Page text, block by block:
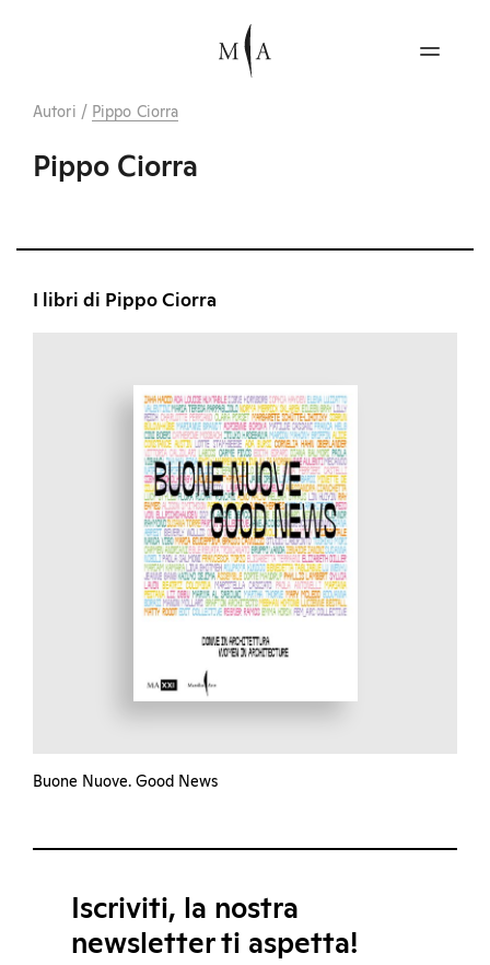
Autori / Pippo Ciorra
Pippo Ciorra
I libri di Pippo Ciorra
Buone Nuove. Good News
Iscriviti, la nostra
newsletter ti aspetta!